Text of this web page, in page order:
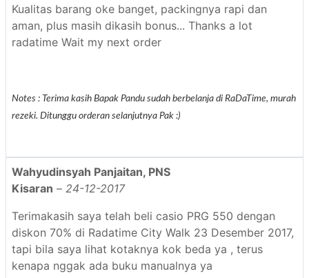
Kualitas barang oke banget, packingnya rapi dan
aman, plus masih dikasih bonus... Thanks a lot
radatime Wait my next order
Notes : Terima kasih Bapak Pandu sudah berbelanja di RaDaTime, murah
rezeki. Ditunggu orderan selanjutnya Pak :)
Wahyudinsyah Panjaitan, PNS
Kisaran – 24-12-2017
Terimakasih saya telah beli casio PRG 550 dengan
diskon 70% di Radatime City Walk 23 Desember 2017,
tapi bila saya lihat kotaknya kok beda ya , terus
kenapa nggak ada buku manualnya ya